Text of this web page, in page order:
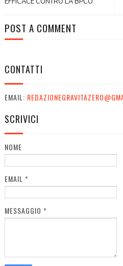
POST A COMMENT
CONTATTI
EMAIL:
SCRIVICI
NOME
EMAIL *
MESSAGGIO *